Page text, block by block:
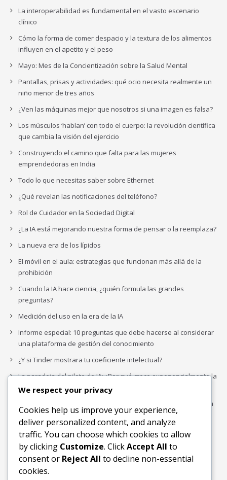
La interoperabilidad es fundamental en el vasto escenario
clínico
Cómo la forma de comer despacio y la textura de los alimentos
influyen en el apetito y el peso
Mayo: Mes de la Concientización sobre la Salud Mental
Pantallas, prisas y actividades: qué ocio necesita realmente un
niño menor de tres años
¿Ven las máquinas mejor que nosotros si una imagen es falsa?
Los músculos ‘hablan’ con todo el cuerpo: la revolución científica
que cambia la visión del ejercicio
Construyendo el camino que falta para las mujeres
emprendedoras en India
Todo lo que necesitas saber sobre Ethernet
¿Qué revelan las notificaciones del teléfono?
Rol de Cuidador en la Sociedad Digital
¿La IA está mejorando nuestra forma de pensar o la reemplaza?
La nueva era de los lípidos
El móvil en el aula: estrategias que funcionan más allá de la
prohibición
Cuando la IA hace ciencia, ¿quién formula las grandes
preguntas?
Medición del uso en la era de la IA
Informe especial: 10 preguntas que debe hacerse al considerar
una plataforma de gestión del conocimiento
¿Y si Tinder mostrara tu coeficiente intelectual?
La paradoja del piloto de IA: ¿Por qué crece exponencialmente la
complejidad de la IA empresarial?
Los organigramas de marketing se crearon para los canales. La
IA acaba de dejarlos obsoletos.
Buscar
Buscar
We respect your privacy
Cookies help us improve your experience,
deliver personalized content, and analyze
traffic. You can choose which cookies to allow
by clicking Customize. ClickAccept All to
consent or Reject All to decline non-essential
cookies.